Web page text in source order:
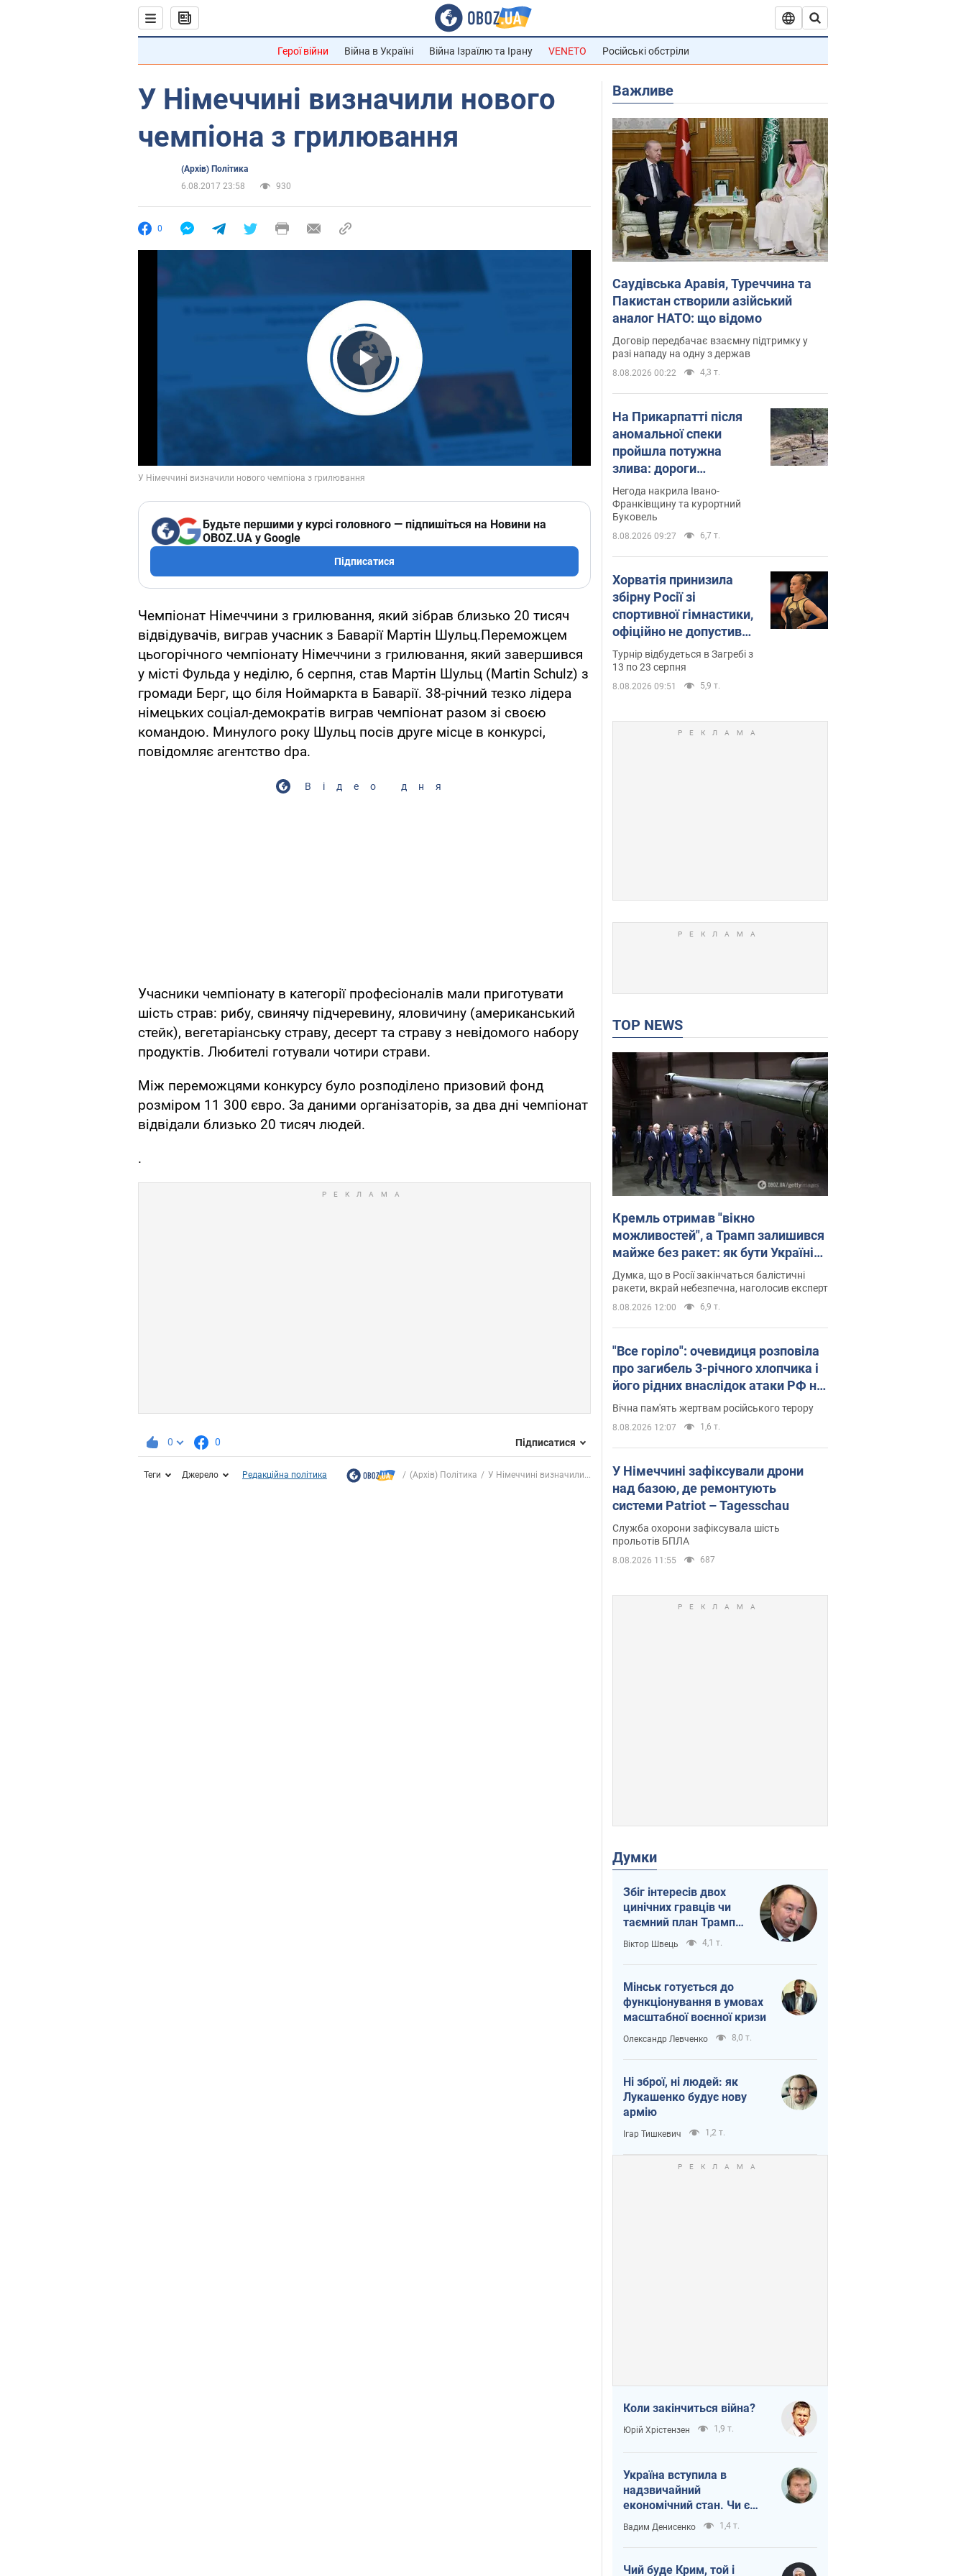
Герої війни Війна в Україні Війна Ізраїлю та Ірану VENETO Російські обстріли
У Німеччині визначили нового
чемпіона з грилювання
(Архів) Політика
6.08.2017 23:58
930
0
Play Video
Будьте першими у курсі головного — підпишіться на Новини на
OBOZ.UA у Google
Підписатися
Чемпіонат Німеччини з грилювання, який зібрав близько 20 тисяч
відвідувачів, виграв учасник з Баварії Мартін Шульц.Переможцем
цьогорічного чемпіонату Німеччини з грилювання, який завершився
у місті Фульда у неділю, 6 серпня, став Мартін Шульц (Martin Schulz) з
громади Берг, що біля Ноймаркта в Баварії. 38-річний тезко лідера
німецьких соціал-демократів виграв чемпіонат разом зі своєю
командою. Минулого року Шульц посів друге місце в конкурсі,
повідомляє агентство dpa.
Відео дня
Учасники чемпіонату в категорії професіоналів мали приготувати
шість страв: рибу, свинячу підчеревину, яловичину (американський
стейк), вегетаріанську страву, десерт та страву з невідомого набору
продуктів. Любителі готували чотири страви.
Між переможцями конкурсу було розподілено призовий фонд
розміром 11 300 євро. За даними організаторів, за два дні чемпіонат
відвідали близько 20 тисяч людей.
.
0 0 Підписатися
Теги Джерело Редакційна політика (Архів) Політика У Німеччині визначили...
Важливе
Саудівська Аравія, Туреччина та
Пакистан створили азійський
аналог НАТО: що відомо
Договір передбачає взаємну підтримку у
разі нападу на одну з держав
8.08.2026 00:22 4,3 т.
На Прикарпатті після
аномальної спеки
пройшла потужна
злива: дороги
перетворились на
річки. Відео
Негода накрила Івано-
Франківщину та курортний
Буковель
8.08.2026 09:27 6,7 т.
Хорватія принизила
збірну Росії зі
спортивної гімнастики,
офіційно не допустивши
до чемпіонату Європи
основних спортсменів
Турнір відбудеться в Загребі з
13 по 23 серпня
8.08.2026 09:51 5,9 т.
TOP NEWS
Кремль отримав "вікно
можливостей", а Трамп залишився
майже без ракет: як бути Україні?
Інтерв’ю з Мельником
Думка, що в Росії закінчаться балістичні
ракети, вкрай небезпечна, наголосив експерт
8.08.2026 12:00 6,9 т.
"Все горіло": очевидиця розповіла
про загибель 3-річного хлопчика і
його рідних внаслідок атаки РФ на
Київщину. Відео та фото
Вічна пам'ять жертвам російського терору
8.08.2026 12:07 1,6 т.
У Німеччині зафіксували дрони
над базою, де ремонтують
системи Patriot – Tagesschau
Служба охорони зафіксувала шість
прольотів БПЛА
8.08.2026 11:55 687
Думки
Збіг інтересів двох
цинічних гравців чи
таємний план Трампа
і Путіна?
Віктор Швець 4,1 т.
Мінськ готується до
функціонування в умовах
масштабної воєнної кризи
Олександр Левченко 8,0 т.
Ні зброї, ні людей: як
Лукашенко будує нову
армію
Ігар Тишкевич 1,2 т.
Коли закінчиться війна?
Юрій Хрістензен 1,9 т.
Україна вступила в
надзвичайний
економічний стан. Чи є
світло вкінці тунелю?
Вадим Денисенко 1,4 т.
Чий буде Крим, той і